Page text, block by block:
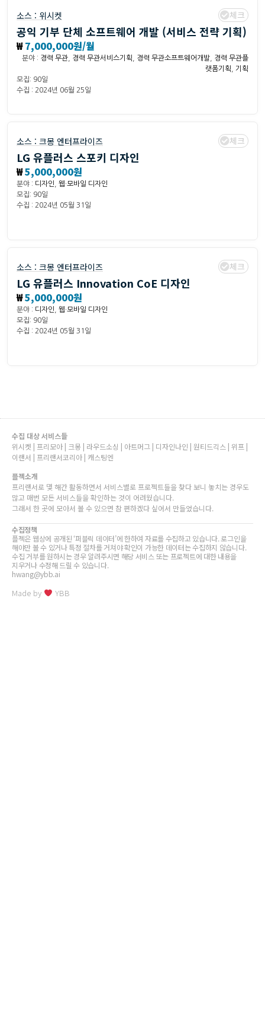
소스 : 위시켓 체크
공익 기부 단체 소프트웨어 개발 (서비스 전략 기획)
₩7,000,000원/월
분야 : 경력 무관 경력 무관서비스기획 경력 무관소프트웨어개발
경력 무관플
랫폼기획
기획
모집: 90일
수집 : 2024년 06월 25일
소스 : 크몽 엔터프라이즈 체크
LG 유플러스 스포키 디자인
₩5,000,000원
분야 : 디자인
웹·모바일 디자인
모집: 90일
수집 : 2024년 05월 31일
소스 : 크몽 엔터프라이즈 체크
LG 유플러스 Innovation CoE 디자인
₩5,000,000원
분야 : 디자인
웹·모바일 디자인
모집: 90일
수집 : 2024년 05월 31일
수집 대상 서비스들
위시켓 | 프리모아 | 크몽 | 라우드소싱 | 아트머그 | 디자인나인 | 원티드긱스 | 위프 |
이랜서 | 프리랜서코리아 | 캐스팅엔
플젝소개
프리랜서로 몇 해간 활동하면서 서비스별로 프로젝트들을 찾다 보니 놓치는 경우도
많고 매번 모든 서비스들을 확인하는 것이 어려웠습니다.
그래서 한 곳에 모아서 볼 수 있으면 참 편하겠다 싶어서 만들었습니다.
수집정책
플젝은 웹상에 공개된 ‘퍼블릭 데이터’에 한하여 자료를 수집하고 있습니다. 로그인을
해야만 볼 수 있거나 특정 절차를 거쳐야 확인이 가능한 데이터는 수집하지 않습니다.
수집 거부를 원하시는 경우 알려주시면 해당 서비스 또는 프로젝트에 대한 내용을
지우거나 수정해 드릴 수 있습니다.
hwang@ybb.ai
Made by YBB